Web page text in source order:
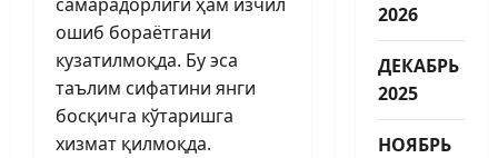
ошиб бораётгани
кузатилмоқда. Бу эса
таълим сифатини янги
босқичга кўтаришга
хизмат қилмоқда.
2026
ДЕКАБРЬ
2025
НОЯБРЬ